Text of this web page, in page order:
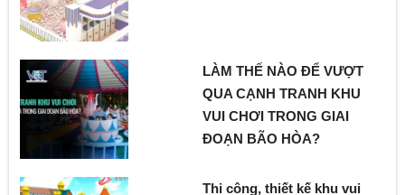
LÀM THẾ NÀO ĐỂ VƯỢT
QUA CẠNH TRANH KHU
VUI CHƠI TRONG GIAI
ĐOẠN BÃO HÒA?
Thi công, thiết kế khu vui